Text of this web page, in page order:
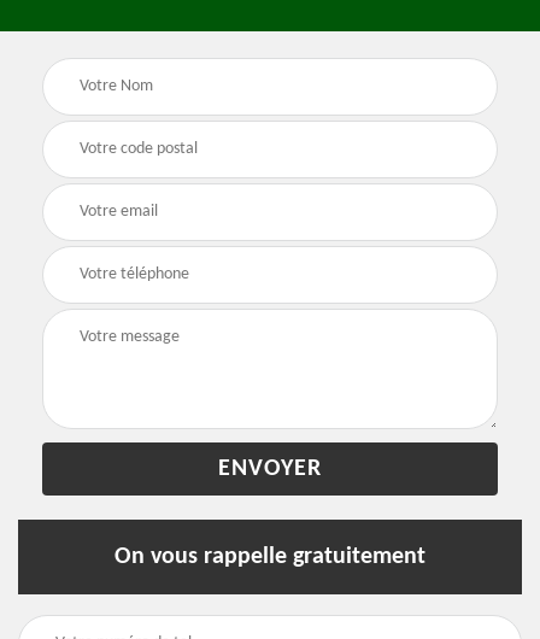
On vous rappelle gratuitement